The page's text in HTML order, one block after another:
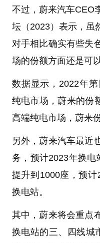
不过，蔚来汽车CEO
坛（2023）表示，虽
对手相比确实有些失
场的份额方面还是可以
数据显示，2022年
纯电市场，蔚来的份
高端纯电市场，蔚来
另外，蔚来汽车最近
务，预计2023年换电
提升到1000座，预
换电站。
其中，蔚来将会重点
换电站的三、四线城